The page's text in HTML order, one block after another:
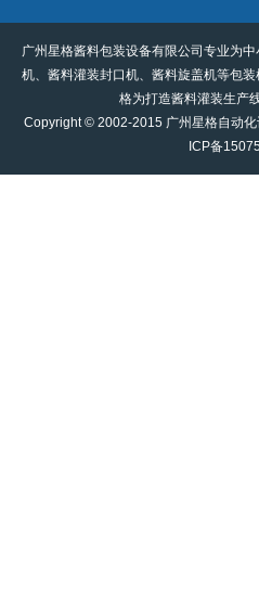
广州星格酱料包装设备有限公司专业为
机、酱料灌装封口机、酱料旋盖机等包
格为打造酱料灌装生产
Copyright © 2002-2015 广州星格自动
ICP备